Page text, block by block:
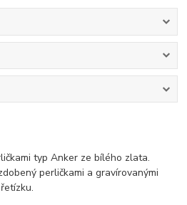
typ Anker ze bílého zlata.
perličkami a gravírovanými